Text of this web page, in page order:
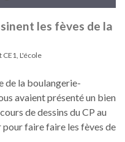
les fèves de la
CE1, L'école
de la boulangerie-
avaient présenté un bien
de dessins du CP au
faire faire les fèves de